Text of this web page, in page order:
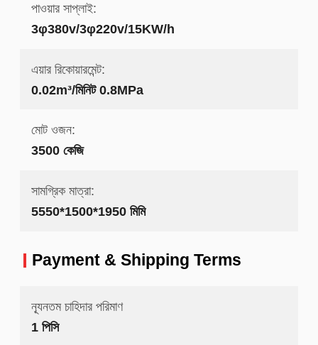
পাওয়ার সাপ্লাই:
3φ380v/3φ220v/15KW/h
এয়ার রিকোয়ারমেন্ট:
0.02m³/মিনিট 0.8MPa
মোট ওজন:
3500 কেজি
সামগ্রিক মাত্রা:
5550*1500*1950 মিমি
Payment & Shipping Terms
ন্যূনতম চাহিদার পরিমাণ
1 পিসি